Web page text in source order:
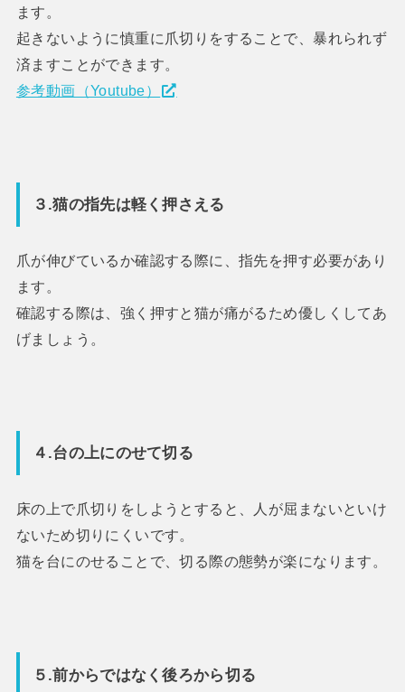
ます。
起きないように慎重に爪切りをすることで、暴れられず
済ますことができます。
参考動画（Youtube）
３.猫の指先は軽く押さえる
爪が伸びているか確認する際に、指先を押す必要があり
ます。
確認する際は、強く押すと猫が痛がるため優しくしてあ
げましょう。
４.台の上にのせて切る
床の上で爪切りをしようとすると、人が屈まないといけ
ないため切りにくいです。
猫を台にのせることで、切る際の態勢が楽になります。
５.前からではなく後ろから切る